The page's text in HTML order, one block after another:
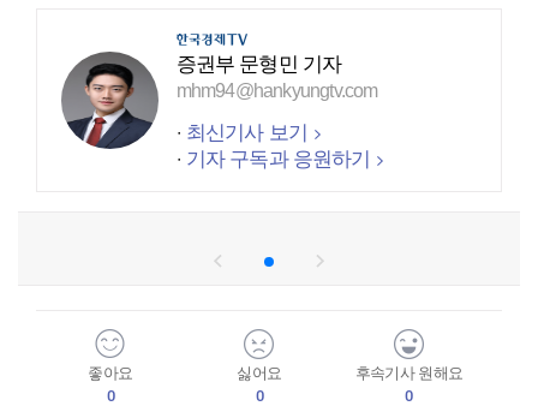
증권부 문형민 기자
mhm94@hankyungtv.com
최신기사 보기
기자 구독과 응원하기
좋아요
0
싫어요
0
후속기사 원해요
0